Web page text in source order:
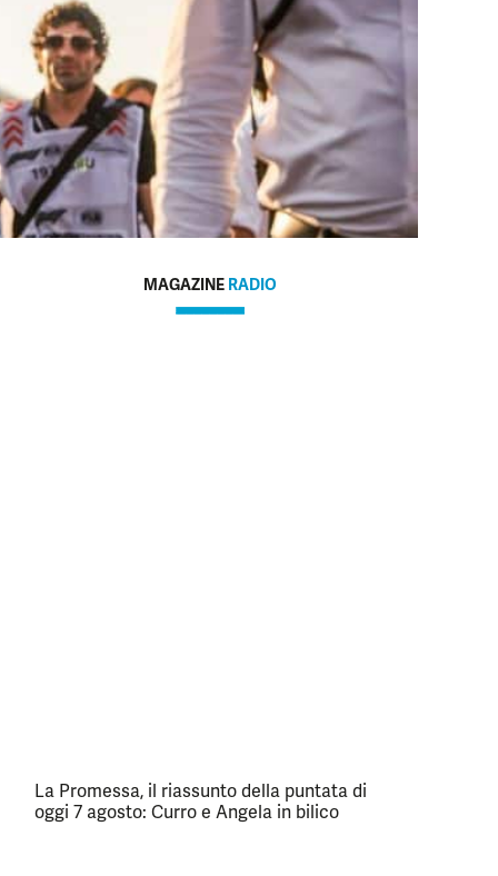
MAGAZINE RADIO
La Promessa, il riassunto della puntata di
oggi 7 agosto: Curro e Angela in bilico